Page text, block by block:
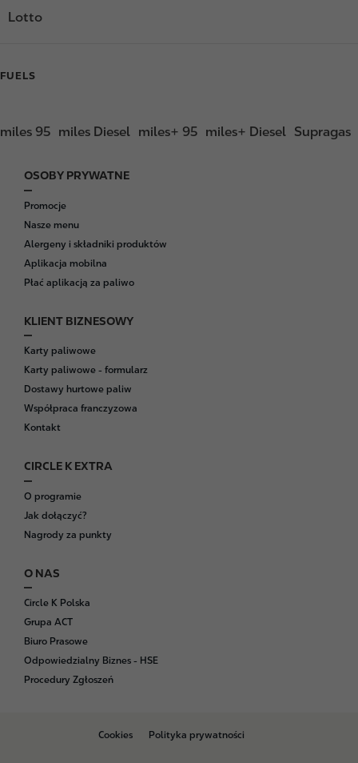
Lotto
FUELS
miles 95 miles Diesel miles+ 95 miles+ Diesel Supragas
F
o
o
t
e
r
OSOBY PRYWATNE
Promocje
Nasze menu
Alergeny i składniki produktów
Aplikacja mobilna
Płać aplikacją za paliwo
KLIENT BIZNESOWY
Karty paliwowe
Karty paliwowe - formularz
Dostawy hurtowe paliw
Współpraca franczyzowa
Kontakt
CIRCLE K EXTRA
O programie
Jak dołączyć?
Nagrody za punkty
O NAS
Circle K Polska
Grupa ACT
Biuro Prasowe
Odpowiedzialny Biznes - HSE
Procedury Zgłoszeń
B
Cookies Polityka prywatności